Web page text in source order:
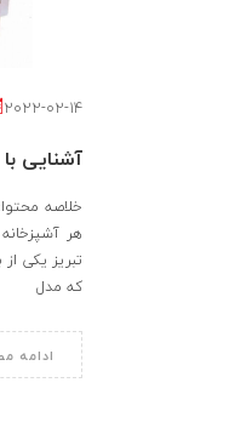
2022-02-14
آشنایی
خلاصه
هر
تبریز یکی
که مدل
ادامه